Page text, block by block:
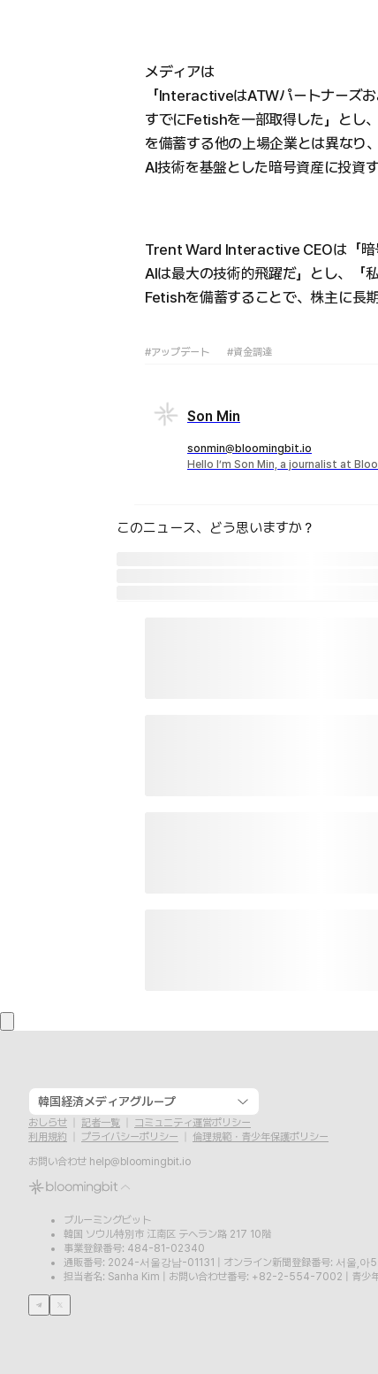
メディアは
「InteractiveはATWパートナーズ
すでにFetishを一部取得した」とし
を備蓄する他の上場企業とは異なり、
AI技術を基盤とした暗号資産に投資
Trent Ward Interactive CEOは「暗
AIは最大の技術的飛躍だ」とし、「
Fetishを備蓄することで、株主に長
#アップデート #資金調達
Son Min
sonmin@bloomingbit.io
Hello I’m Son Min, a journalist at
このニュース、どう思いますか？
韓国経済メディアグループ
おしらせ 記者一覧
コミュニティ運営ポリシー
利用規約
プライバシーポリシー
倫理規範・青少年保護ポリシー
お問い合わせ help@bloomingbit.io
ブルーミングビット
韓国 ソウル特別市 江南区 テヘラン路 217 10階
事業登録番号: 484-81-02340
通販番号: 2024-서울강남-01131
オンライン新聞登録番号: 서울,
担当者名: Sanha Kim
お問い合わせ番号: +82-2-554-7002 青少